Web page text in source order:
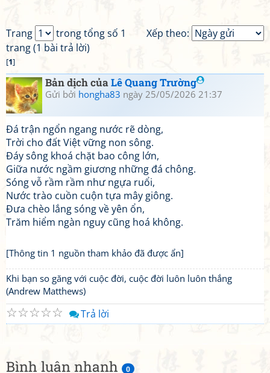
Bình luận nhanh 0
Xếp theo:
Trang
trong tổng số 1
trang (1 bài trả lời)
[1]
Bản dịch củaLê Quang Trường
Gửi bởi hongha83 ngày 25/05/2026 21:37
Đá trận ngổn ngang nước rẽ dòng,
Trời cho đất Việt vững non sông.
Đáy sông khoá chặt bao công lớn,
Giữa nước ngầm giương những đá chông.
Sóng vỗ rầm rầm như ngựa ruổi,
Nước trào cuồn cuộn tựa mây giông.
Đưa chèo lắng sóng về yên ổn,
Trăm hiểm ngàn nguy cũng hoá không.
[Thông tin 1 nguồn tham khảo đã được ẩn]
Khi bạn so găng với cuộc đời, cuộc đời luôn luôn thắng
(Andrew Matthews)
☆
☆
☆
☆
☆ Trả lời